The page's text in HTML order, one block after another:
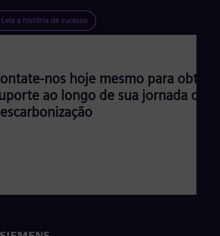
Leia a história de sucesso
nos hoje mesmo para obter
ao longo de sua jornada de